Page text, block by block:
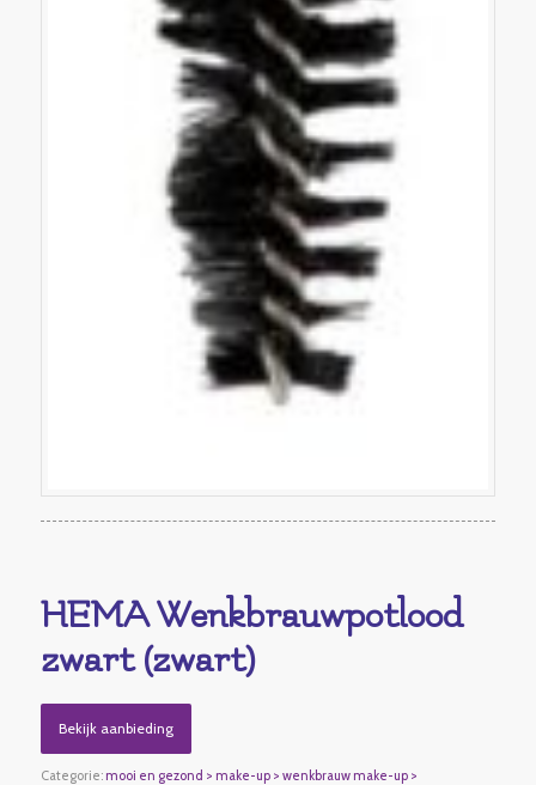
HEMA Wenkbrauwpotlood
zwart (zwart)
Bekijk aanbieding
Categorie: mooi en gezond > make-up > wenkbrauw make-up >